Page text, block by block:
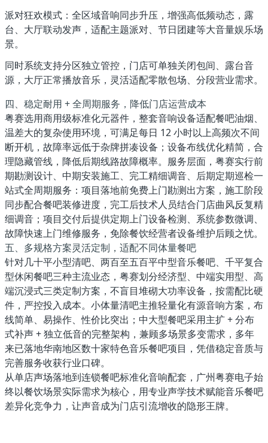
派对狂欢模式 ：全区域音响同步升压，增强高低频动态，露
台、大厅联动发声，适配主题派对、节日团建等大音量娱乐场
景。
同时系统支持分区独立管控，门店可单独关闭包间、露台音
源，大厅正常播放音乐，灵活适配零散包场、分段营业需求。
四、稳定耐用 + 全周期服务，降低门店运营成本
粤赛选用商用级标准化元器件，整套音响设备适配餐吧油烟、
温差大的复杂使用环境，可满足每日 12 小时以上高频次不间
断开机，故障率远低于杂牌拼凑设备；设备布线优化精简，合
理隐藏管线，降低后期线路故障概率。服务层面，粤赛实行前
期勘测设计、中期安装施工、完工精细调音、后期定期巡检一
站式全周期服务：项目落地前免费上门勘测出方案，施工阶段
同步配合餐吧装修进度，完工后技术人员结合门店曲风反复精
细调音；项目交付后提供定期上门设备检测、系统参数微调、
故障快速上门维修服务，免除餐饮经营者设备维护后顾之忧。
五、多规格方案灵活定制，适配不同体量餐吧
针对几十平小型清吧、两百至五百平中型音乐餐吧、千平复合
型休闲餐吧三种主流业态，粤赛划分经济型、中端实用型、高
端沉浸式三类定制方案，不盲目堆砌大功率设备，按需配比硬
件，严控投入成本。小体量清吧主推轻量化有源音响方案，布
线简单、易操作、性价比突出；中大型餐吧采用主扩 + 分布
式补声 + 独立低音的完整架构，兼顾多场景多变需求，多年
来已落地华南地区数十家特色音乐餐吧项目，凭借稳定音质与
完善服务收获行业口碑。
从单店声场落地到连锁餐吧标准化音响配套，广州粤赛电子始
终以餐饮场景实际需求为核心，用专业声学技术赋能音乐餐吧
差异化竞争力，让声音成为门店引流增收的隐形王牌。